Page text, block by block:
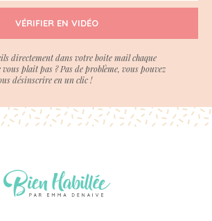
VÉRIFIER EN VIDÉO
directement dans votre boite mail chaque
plait pas ? Pas de problème, vous pouvez
désinscrire en un clic !